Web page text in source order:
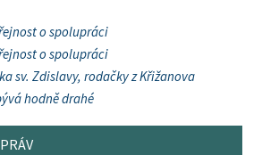
o spolupráci
o spolupráci
sv. Zdislavy, rodačky z Křižanova
hodně drahé